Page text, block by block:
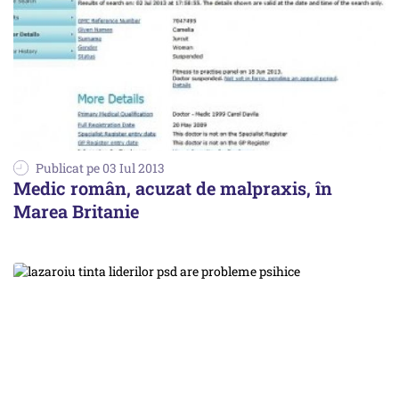
Publicat pe 03 Iul 2013
Medic român, acuzat de malpraxis, în
Marea Britanie